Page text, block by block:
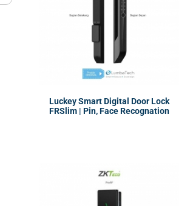
Luckey Smart Digital Door Lock
FRSlim | Pin, Face Recognation